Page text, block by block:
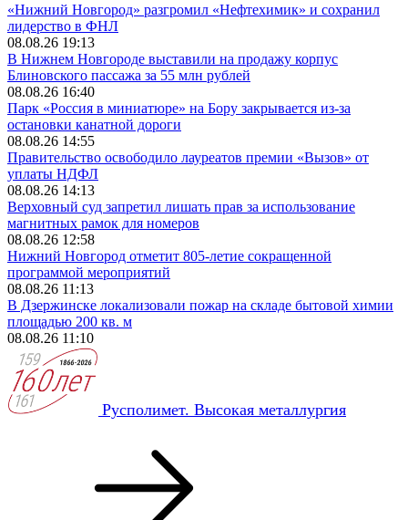
«Нижний Новгород» разгромил «Нефтехимик» и сохранил
лидерство в ФНЛ
08.08.26 19:13
В Нижнем Новгороде выставили на продажу корпус
Блиновского пассажа за 55 млн рублей
08.08.26 16:40
Парк «Россия в миниатюре» на Бору закрывается из-за
остановки канатной дороги
08.08.26 14:55
Правительство освободило лауреатов премии «Вызов» от
уплаты НДФЛ
08.08.26 14:13
Верховный суд запретил лишать прав за использование
магнитных рамок для номеров
08.08.26 12:58
Нижний Новгород отметит 805-летие сокращенной
программой мероприятий
08.08.26 11:13
В Дзержинске локализовали пожар на складе бытовой химии
площадью 200 кв. м
08.08.26 11:10
Русполимет. Высокая металлургия